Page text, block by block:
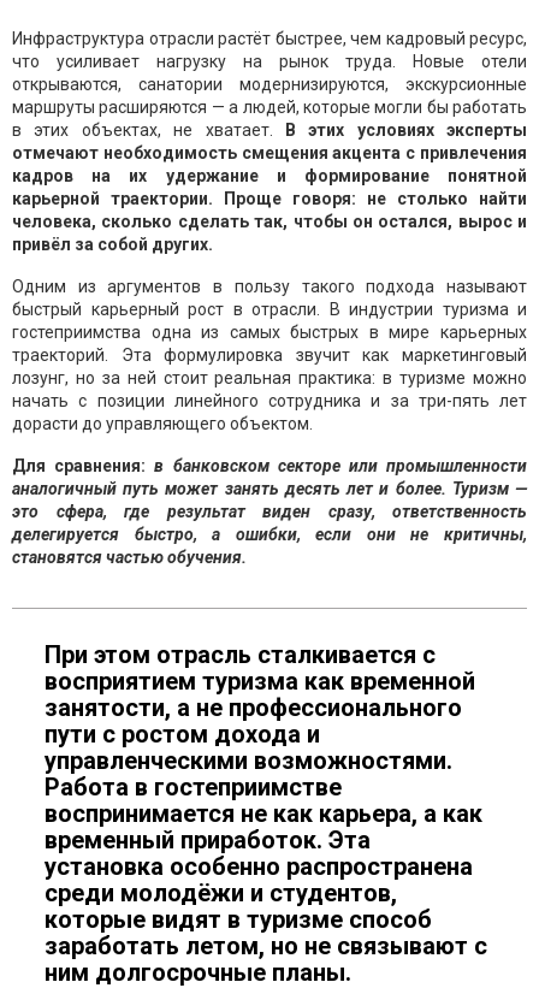
Инфраструктура отрасли растёт быстрее, чем кадровый ресурс,
что усиливает нагрузку на рынок труда. Новые отели
открываются, санатории модернизируются, экскурсионные
маршруты расширяются — а людей, которые могли бы работать
в этих объектах, не хватает.
В этих условиях эксперты
отмечают необходимость смещения акцента с привлечения
кадров на их удержание и формирование понятной
карьерной траектории. Проще говоря: не столько найти
человека, сколько сделать так, чтобы он остался, вырос и
привёл за собой других.
Одним из аргументов в пользу такого подхода называют
быстрый карьерный рост в отрасли. В индустрии туризма и
гостеприимства одна из самых быстрых в мире карьерных
траекторий. Эта формулировка звучит как маркетинговый
лозунг, но за ней стоит реальная практика: в туризме можно
начать с позиции линейного сотрудника и за три-пять лет
дорасти до управляющего объектом.
Для сравнения: в банковском секторе или промышленности
аналогичный путь может занять десять лет и более. Туризм —
это сфера, где результат виден сразу, ответственность
делегируется быстро, а ошибки, если они не критичны,
становятся частью обучения.
При этом отрасль сталкивается с
восприятием туризма как временной
занятости, а не профессионального
пути с ростом дохода и
управленческими возможностями.
Работа в гостеприимстве
воспринимается не как карьера, а как
временный приработок. Эта
установка особенно распространена
среди молодёжи и студентов,
которые видят в туризме способ
заработать летом, но не связывают с
ним долгосрочные планы.